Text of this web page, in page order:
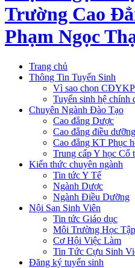
Trường Cao
Phạm Ngọc
Trang chủ
Thông Tin Tuyển Sinh
Vì sao chọn
Tuyển sinh hệ chính
Chuyên Ngành Đào Tạo
Cao đẳng Dược
Cao đẳng điều dưỡng
Cao đẳng KT Phục
Trung cấp Y học Cổ
Kiến thức chuyên ngành
Tin tức Y Tế
Ngành Dược
Ngành Điều Dưỡng
Nội San Sinh Viên
Tin tức Giáo dục
Môi Trường Học Tập
Cơ Hội Việc Làm
Tin Tức Cựu Sinh
Đăng ký tuyển sinh